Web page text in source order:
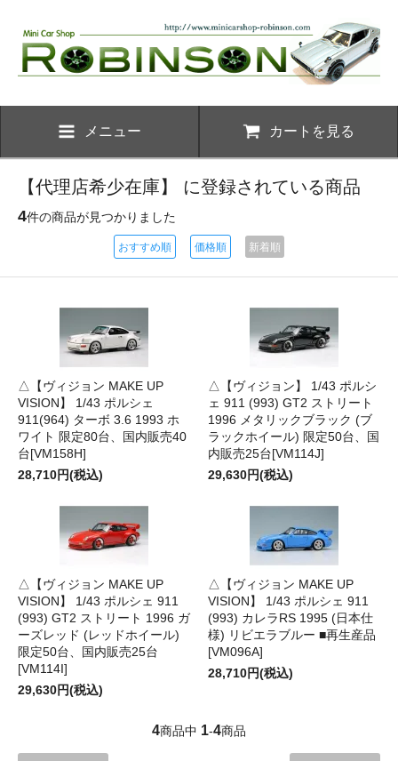
メニュー カートを見る
【代理店希少在庫】 に登録されている商品
4件の商品が見つかりました
おすすめ順 価格順 新着順
△【ヴィジョン MAKE UP
VISION】 1/43 ポルシェ
911(964) ターボ 3.6 1993 ホ
ワイト 限定80台、国内販売40
台[VM158H]
28,710円(税込)
△【ヴィジョン】 1/43 ポルシ
ェ 911 (993) GT2 ストリート
1996 メタリックブラック (ブ
ラックホイール) 限定50台、国
内販売25台[VM114J]
29,630円(税込)
△【ヴィジョン MAKE UP
VISION】 1/43 ポルシェ 911
(993) GT2 ストリート 1996 ガ
ーズレッド (レッドホイール)
限定50台、国内販売25台
[VM114I]
29,630円(税込)
△【ヴィジョン MAKE UP
VISION】 1/43 ポルシェ 911
(993) カレラRS 1995 (日本仕
様) リビエラブルー ■再生産品
[VM096A]
28,710円(税込)
4商品中 1-4商品